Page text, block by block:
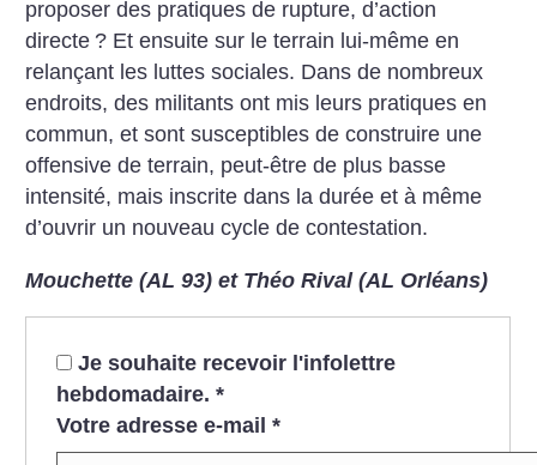
proposer des pratiques de rupture, d’action
directe ? Et ensuite sur le terrain lui-même en
relançant les luttes sociales. Dans de nombreux
endroits, des militants ont mis leurs pratiques en
commun, et sont susceptibles de construire une
offensive de terrain, peut-être de plus basse
intensité, mais inscrite dans la durée et à même
d’ouvrir un nouveau cycle de contestation.
Mouchette (AL 93) et Théo Rival (AL Orléans)
Je souhaite recevoir l'infolettre
hebdomadaire. *
Votre adresse e-mail *